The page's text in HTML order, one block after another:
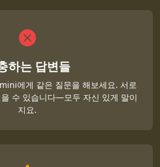
하는 답변들
에게 같은 질문을 해보세요. 서로
수 있습니다—모두 자신 있게 말이
지요.